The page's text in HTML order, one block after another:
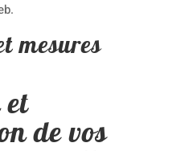
mesures
de vos